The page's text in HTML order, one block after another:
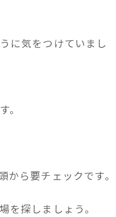
に気をつけていまし
。
ら要チェックです。
を探しましょう。